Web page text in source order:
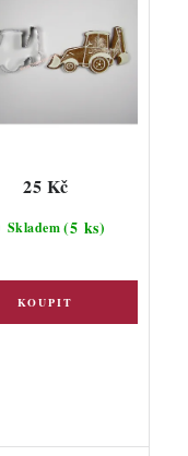
Skladem(5 ks)
25 Kč